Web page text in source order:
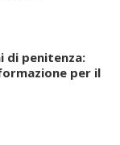
di penitenza:
per il